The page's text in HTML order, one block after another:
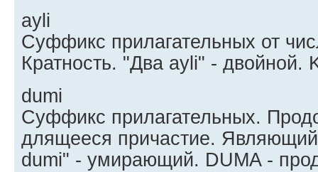
ayli
Суффикс прилагательных от
Кратность. "Два ayli" - двойной.
dumi
Суффикс прилагательных.
длящееся причастие.
dumi" - умирающий. DUMA -